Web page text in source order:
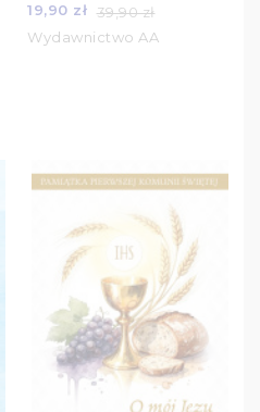
19,90 zł 39,90 zł
Wydawnictwo AA